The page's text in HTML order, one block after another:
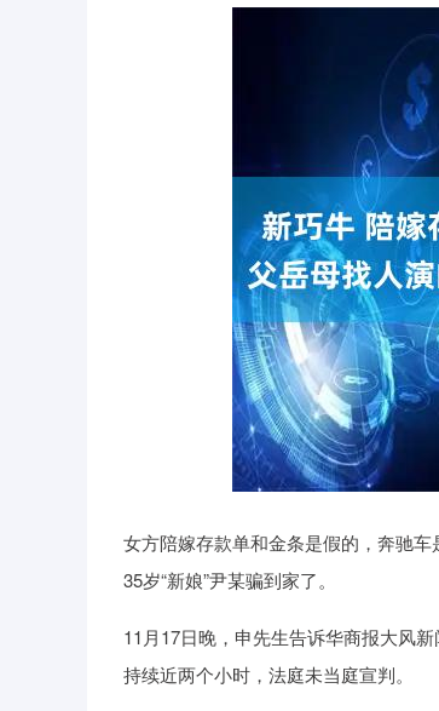
女方陪嫁存款单和金条是假的，奔驰
35岁“新娘”尹某骗到家了。
11月17日晚，申先生告诉华商报大风
持续近两个小时，法庭未当庭宣判。
深证成指 14311.01